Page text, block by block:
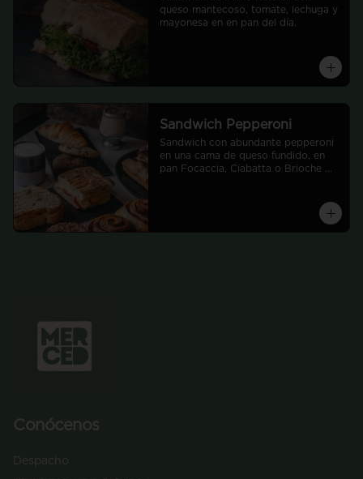
queso mantecoso, tomate, lechuga y
mayonesa en en pan del día.
Sandwich Pepperoni
Sandwich con abundante pepperoni
en una cama de queso fundido, en
pan Focaccia, Ciabatta o Brioche
Conócenos
Despacho